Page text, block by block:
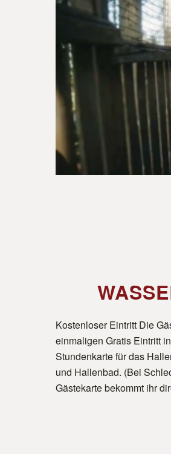
Kostenloser Eintritt Die
einmaligen Gratis Eintritt
Stundenkarte für das
und Hallenbad. (Bei
Gästekarte bekommt ihr